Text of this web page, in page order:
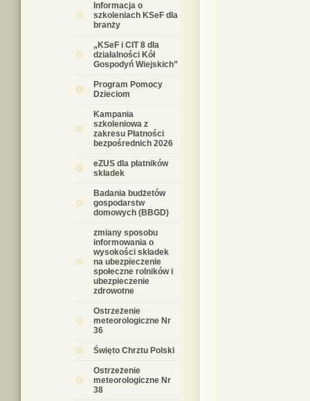
Informacja o
szkoleniach KSeF dla
branży
„KSeF i CIT 8 dla
działalności Kół
Gospodyń Wiejskich”
Program Pomocy
Dzieciom
Kampania
szkoleniowa z
zakresu Płatności
bezpośrednich 2026
eZUS dla płatników
składek
Badania budżetów
gospodarstw
domowych (BBGD)
zmiany sposobu
informowania o
wysokości składek
na ubezpieczenie
społeczne rolników i
ubezpieczenie
zdrowotne
Ostrzeżenie
meteorologiczne Nr
36
Święto Chrztu Polski
Ostrzeżenie
meteorologiczne Nr
38